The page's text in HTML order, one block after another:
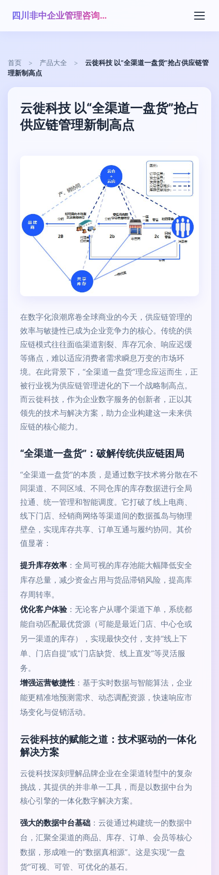
四川非中企业管理咨询有限公司
首页 > 产品大全 >
云徙科技 以“全渠道一盘货”抢占供应链管
理新制高点
云徙科技 以“全渠道一盘货”抢占
供应链管理新制高点
在数字化浪潮席卷全球商业的今天，供应链管理的
效率与敏捷性已成为企业竞争力的核心。传统的供
应链模式往往面临渠道割裂、库存冗余、响应迟缓
等痛点，难以适应消费者需求瞬息万变的市场环
境。在此背景下，“全渠道一盘货”理念应运而生，正
被行业视为供应链管理进化的下一个战略制高点。
而云徙科技，作为企业数字服务的创新者，正以其
领先的技术与解决方案，助力企业构建这一未来供
应链的核心能力。
“全渠道一盘货”：破解传统供应链困局
“全渠道一盘货”的本质，是通过数字技术将分散在不
同渠道、不同区域、不同仓库的库存数据进行全局
拉通、统一管理和智能调度。它打破了线上电商、
线下门店、经销商网络等渠道间的数据孤岛与物理
壁垒，实现库存共享、订单互通与履约协同。其价
值显著：
提升库存效率 ：全局可视的库存池能大幅降低安全
库存总量，减少资金占用与货品滞销风险，提高库
存周转率。
优化客户体验 ：无论客户从哪个渠道下单，系统都
能自动匹配最优货源（可能是最近门店、中心仓或
另一渠道的库存），实现最快交付，支持“线上下
单、门店自提”或“门店缺货、线上直发”等灵活服
务。
增强运营敏捷性 ：基于实时数据与智能算法，企业
能更精准地预测需求、动态调配资源，快速响应市
场变化与促销活动。
云徙科技的赋能之道：技术驱动的一体化
解决方案
云徙科技深刻理解品牌企业在全渠道转型中的复杂
挑战，其提供的并非单一工具，而是以数据中台为
核心引擎的一体化数字解决方案。
强大的数据中台基础 ：云徙通过构建统一的数据中
台，汇聚全渠道的商品、库存、订单、会员等核心
数据，形成唯一的“数据真相源”。这是实现“一盘
货”可视、可管、可优化的基石。